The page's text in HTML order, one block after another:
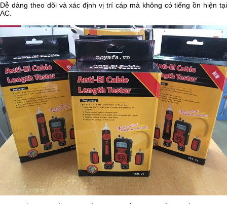
Dễ dàng theo dõi và xác định vị trí cáp mà không có tiếng ồn hiện tại
AC.